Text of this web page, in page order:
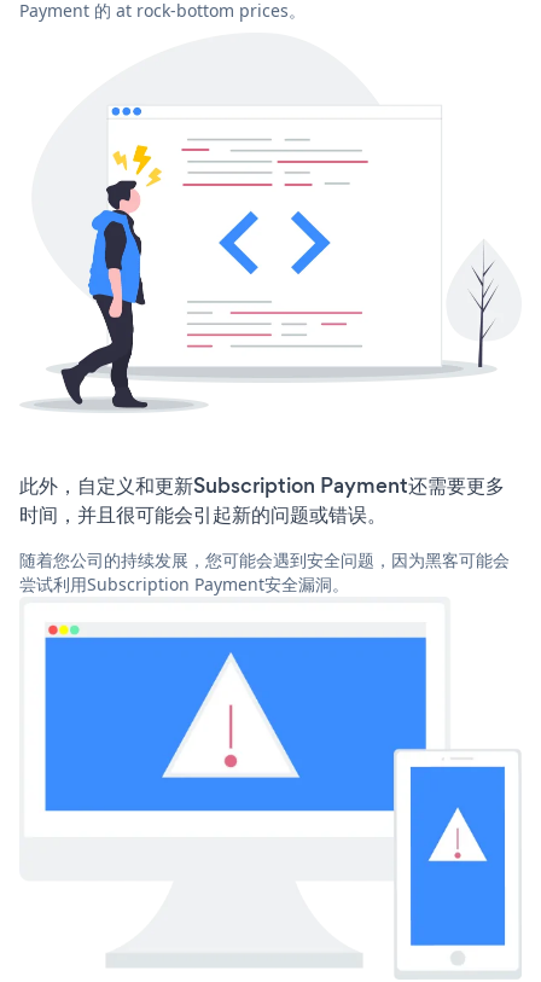
Payment 的 at rock-bottom prices。
此外，自定义和更新Subscription Payment还需要更多
时间，并且很可能会引起新的问题或错误。
随着您公司的持续发展，您可能会遇到安全问题，因为黑客可能会
尝试利用Subscription Payment安全漏洞。